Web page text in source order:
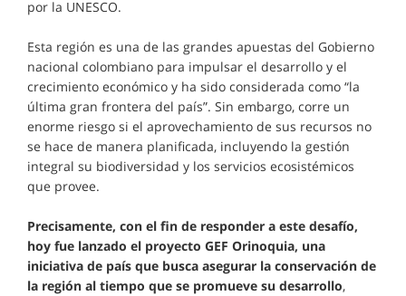
por la UNESCO.
Esta región es una de las grandes apuestas del Gobierno
nacional colombiano para impulsar el desarrollo y el
crecimiento económico y ha sido considerada como “la
última gran frontera del país”. Sin embargo, corre un
enorme riesgo si el aprovechamiento de sus recursos no
se hace de manera planificada, incluyendo la gestión
integral su biodiversidad y los servicios ecosistémicos
que provee.
Precisamente, con el fin de responder a este desafío,
hoy fue lanzado el proyecto GEF Orinoquia, una
iniciativa de país que busca asegurar la conservación de
la región al tiempo que se promueve su desarrollo,